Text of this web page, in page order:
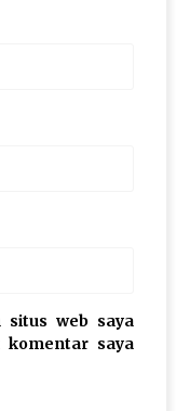
situs web saya
saya